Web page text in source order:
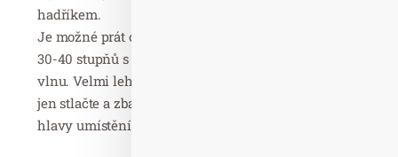
hadříkem.
Je možné prát opatrně a pouze ručně ve vodě o teplotě
30-40 stupňů s přírodním mýdlem nebo mýdlem na
vlnu. Velmi lehce. Neždímejte a opláchnutou čepici
jen stlačte a zbavte tak vody, vytvarujte zpět podle
hlavy umístěním na hlavě.